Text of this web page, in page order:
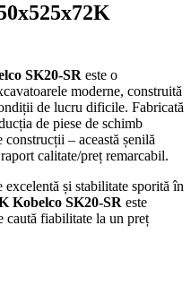
SK20-SR este o
moderne, construită
de lucru dificile. Fabricată
de piese de schimb
– această șenilă
calitate/preț remarcabil.
și stabilitate sporită în
Kobelco SK20-SR este
caută fiabilitate la un preț